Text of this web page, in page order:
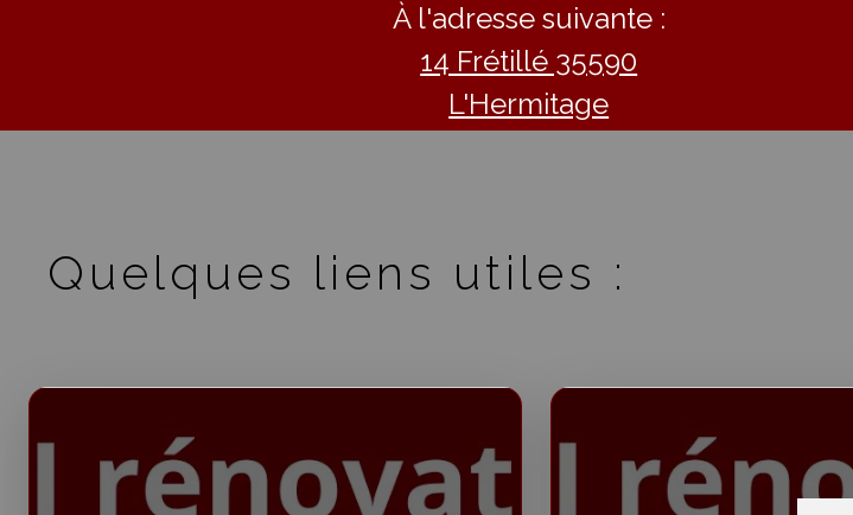
À l'adresse suivante :
14 Frétillé 35590
L'Hermitage
Quelques liens utiles :